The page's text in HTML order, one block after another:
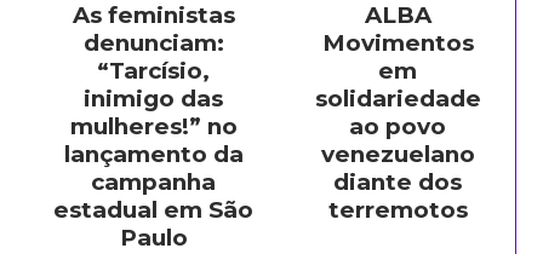
As feministas
denunciam:
“Tarcísio,
inimigo das
mulheres!” no
lançamento da
campanha
estadual em São
Paulo
ALBA
Movimentos
em
solidariedade
ao povo
venezuelano
diante dos
terremotos